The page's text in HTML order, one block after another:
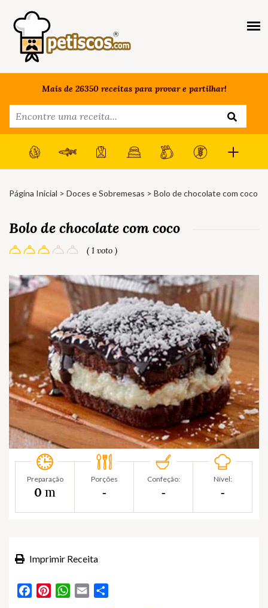
Mais de 26350 receitas para provar e partilhar!
Página Inicial > Doces e Sobremesas > Bolo de chocolate com coco
Bolo de chocolate com coco
( 1 voto )
Preparação
0 m
Porções
‐
Confeção:
‐
Nível:
‐
Imprimir Receita
FacebookPinterestWhatsApp
Email